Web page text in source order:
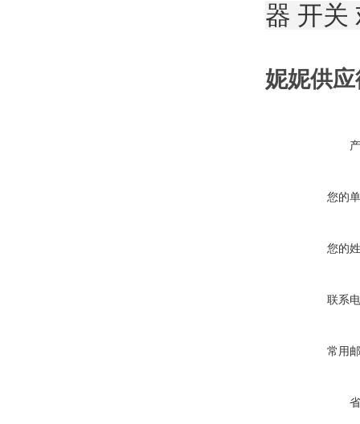
器 开关
妮妮供
您的
您的
联系
常用